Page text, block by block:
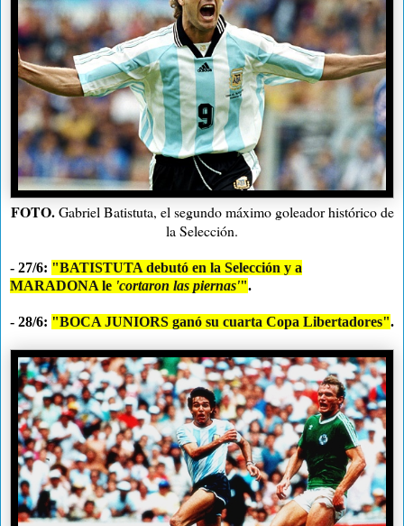
FOTO.Gabriel Batistuta, el segundo máximo goleador histórico de
la Selección.
- 27/6: "BATISTUTA debutó en la Selección y a
MARADONA le 'cortaron las piernas'".
- 28/6: "BOCA JUNIORS ganó su cuarta Copa Libertadores".